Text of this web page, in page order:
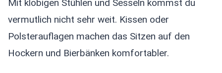
Mit klobigen Stühlen und Sesseln kommst du
vermutlich nicht sehr weit. Kissen oder
Polsterauflagen machen das Sitzen auf den
Hockern und Bierbänken komfortabler.